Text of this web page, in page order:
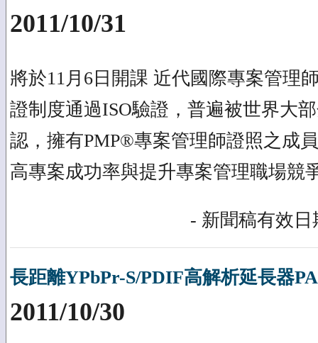
2011/10/31
將於11月6日開課 近代國際專案管理
證制度通過ISO驗證，普遍被世界大
認，擁有PMP®專案管理師證照之成
高專案成功率與提升專案管理職場競
- 新聞稿有效日
長距離YPbPr-S/PDIF高解析延長器
2011/10/30